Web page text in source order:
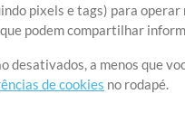
pixels e tags) para
podem compartilhar
desativados, a menos que
de cookies no rodapé.